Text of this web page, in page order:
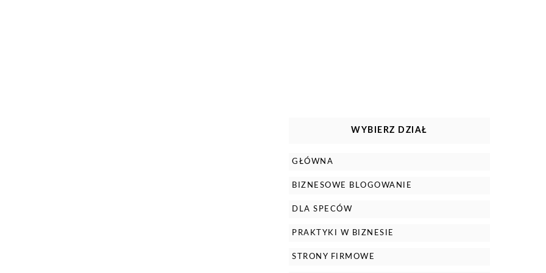
WYBIERZ DZIAŁ
GŁÓWNA
BIZNESOWE BLOGOWANIE
DLA SPECÓW
PRAKTYKI W BIZNESIE
STRONY FIRMOWE